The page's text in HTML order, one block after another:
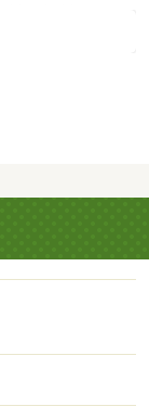
：賃料の５
保証料１２，